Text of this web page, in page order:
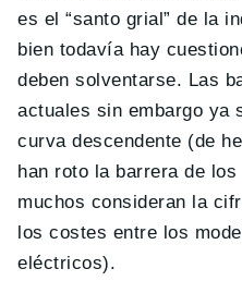
es el “santo grial” de la
bien todavía hay
deben solventarse. Las
actuales sin embargo ya
curva descendente (de
han roto la barrera de los
muchos consideran la
los costes entre los
eléctricos).